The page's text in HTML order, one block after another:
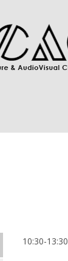
10:30-13:30